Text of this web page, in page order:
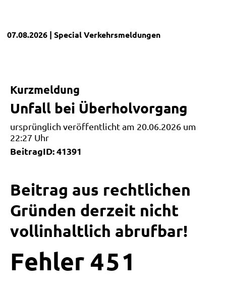
07.08.2026 | SpecialVerkehrsmeldungen
Kurzmeldung
Unfall bei Überholvorgang
ursprünglich veröffentlicht am 20.06.2026 um
22:27 Uhr
BeitragID: 41391
Beitrag aus rechtlichen
Gründen derzeit nicht
vollinhaltlich abrufbar!
Fehler 4 5 1